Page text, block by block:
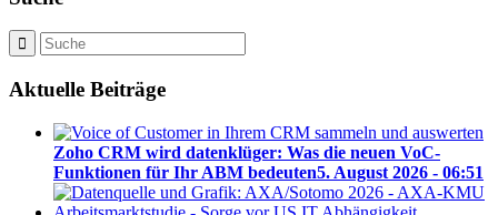
Aktuelle Beiträge
Zoho CRM wird datenklüger: Was die neuen VoC-
Funktionen für Ihr ABM bedeuten5. August 2026 - 06:51